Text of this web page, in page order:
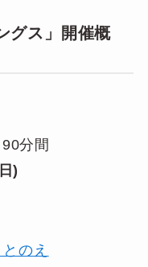
グス」開催概
分間
)
のえ